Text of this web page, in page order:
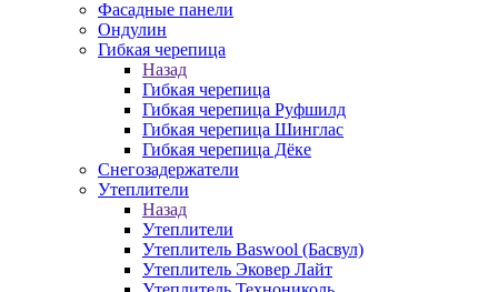
Фасадные панели
Ондулин
Гибкая черепица
Назад
Гибкая черепица
Гибкая черепица Руфшилд
Гибкая черепица Шинглас
Гибкая черепица Дёке
Снегозадержатели
Утеплители
Назад
Утеплители
Утеплитель Baswool (Басвул)
Утеплитель Эковер Лайт